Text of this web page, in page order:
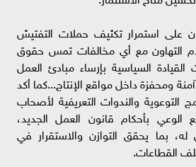
على استمرار تكثيف حملات التفتيش
التهاون مع أي مخالفات تمس حقوق
القيادة السياسية بإرساء مبادئ العمل
ومحفزة داخل مواقع الإنتاج...كما أكد
التوعوية والندوات التعريفية لأصحاب
الوعي بأحكام قانون العمل الجديد،
بما يحقق التوازن والاستقرار في
القطاعات.